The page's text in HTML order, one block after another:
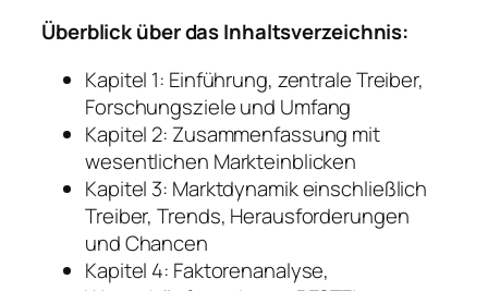
Überblick über das Inhaltsverzeichnis:
Kapitel 1: Einführung, zentrale Treiber,
Forschungsziele und Umfang
Kapitel 2: Zusammenfassung mit
wesentlichen Markteinblicken
Kapitel 3: Marktdynamik einschließlich
Treiber, Trends, Herausforderungen
und Chancen
Kapitel 4: Faktorenanalyse,